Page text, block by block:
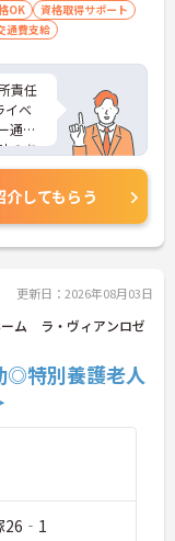
アッ
プを
環境
実践
パス
な
OK
資格取得サポート
通費支給
責任
イベ
通勤
のあ
をご
介してもらう
更新日：2026年08月03日
ーム ラ・ヴィアンロゼ
◎特別養護老人
26‐1